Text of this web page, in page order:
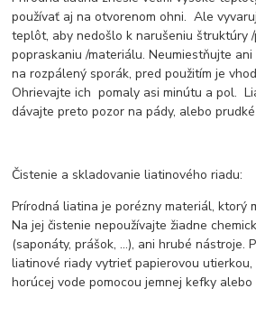
používať aj na otvorenom ohni. Ale
teplôt, aby nedošlo k narušeniu štruktúry
popraskaniu /materiálu. Neumiestňujte
na rozpálený sporák, pred použitím je
Ohrievajte ich pomaly asi minútu a pol.
dávajte preto pozor na pády, alebo
Čistenie a skladovanie liatinového riadu:
Prírodná liatina je porézny materiál, ktorý
Na jej čistenie nepoužívajte žiadne
(saponáty, prášok, ...), ani hrubé nástroje.
liatinové riady vytrieť papierovou
horúcej vode pomocou jemnej kefky alebo